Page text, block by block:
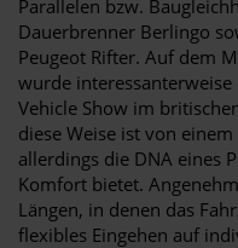
Parallelen bzw.
Dauerbrenner Berlingo
Peugeot Rifter. Auf dem
wurde
Vehicle Show im
diese Weise ist von
allerdings die DNA eines
Komfort bietet.
Längen, in denen das
flexibles Eingehen auf